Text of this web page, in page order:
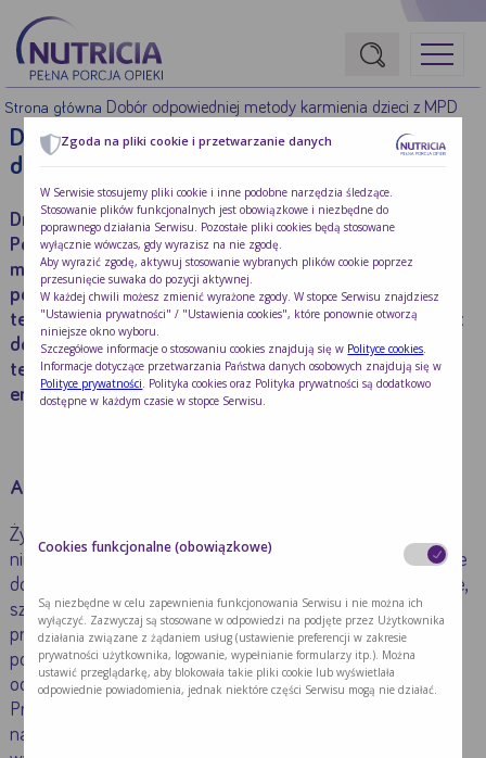
Strona główna Dobór odpowiedniej metody karmienia dzieci z MPD
Dobór odpowiedniej metody karmienia
dzieci z MPD
Drodzy Rodzice i Opiekunowie dzieci z Mózgowym
Porażeniem Dziecięcym, wiemy z iloma wyzwaniami
mierzycie się codziennie, chcąc zapewnić waszym
pociechom jak największy komfort i możliwości
terapeutyczne. Jednym z najczęstszych problemów jest
dobór odpowiedniej metody karmienia. Rozwiązaniem
tego problemu może być PEG – przezskórna
endoskopowa gastrostomia.
Autor:
Żywienie dojelitowe u dzieci obrosło wieloma mitami. W
niniejszym materiale chcemy Państwu pokazać, że żywienie
dojelitowe dzieci Z MPD w warunkach domowych jest łatwe,
szybkie, bezpieczne i efektywne. Żywieniowe dojelitowe
preparaty, podawane przez PEG, zapewniają codzienną
podaż wszystkich niezbędnych składników i wartości
odżywczych, co ma odzwierciedlenie w kondycji dziecka.
Prawidłowo odżywione dziecko rzadziej choruje, może jak
najefektywniej korzystać z zajęć rehabilitacyjnych i w pełni
Zgoda na pliki cookie i przetwarzanie danych
W Serwisie stosujemy pliki cookie i inne podobne narzędzia śledzące.
Stosowanie plików funkcjonalnych jest obowiązkowe i niezbędne do
poprawnego działania Serwisu. Pozostałe pliki cookies będą stosowane
wyłącznie wówczas, gdy wyrazisz na nie zgodę.
Aby wyrazić zgodę, aktywuj stosowanie wybranych plików cookie poprzez
przesunięcie suwaka do pozycji aktywnej.
W każdej chwili możesz zmienić wyrażone zgody. W stopce Serwisu znajdziesz
"Ustawienia prywatności" / "Ustawienia cookies", które ponownie otworzą
niniejsze okno wyboru.
Szczegółowe informacje o stosowaniu cookies znajdują się w Polityce cookies
Informacje dotyczące przetwarzania Państwa danych osobowych znajdują się w
Polityce prywatności . Polityka cookies oraz Polityka prywatności są dodatkowo
dostępne w każdym czasie w stopce Serwisu.
Cookies funkcjonalne (obowiązkowe)
Są niezbędne w celu zapewnienia funkcjonowania Serwisu i nie można ich
wyłączyć. Zazwyczaj są stosowane w odpowiedzi na podjęte przez Użytkownika
działania związane z żądaniem usług (ustawienie preferencji w zakresie
prywatności użytkownika, logowanie, wypełnianie formularzy itp.). Można
ustawić przeglądarkę, aby blokowała takie pliki cookie lub wyświetlała
odpowiednie powiadomienia, jednak niektóre części Serwisu mogą nie działać.